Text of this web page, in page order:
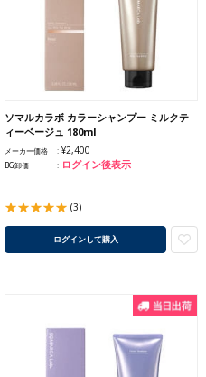
ソマルカラボ カラーシャンプー ミルクテ
ィーベージュ 180ml
メーカー価格 ¥2,400
BG卸価 ログイン後表示
(3)
ログインして購入